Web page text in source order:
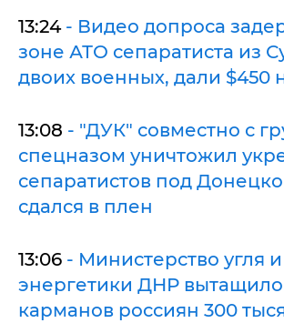
13:24- Видео допроса
зоне АТО сепаратиста из
двоих военных, дали $450
13:08 - "ДУК" совместно с
спецназом уничтожил
сепаратистов под
сдался в плен
13:06 - Министерство угля и
энергетики ДНР вытащило
карманов россиян 300